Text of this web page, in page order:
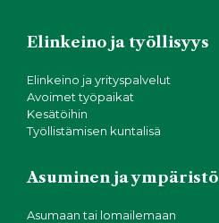
Elinkeino ja työllisyys
Elinkeino ja yrityspalvelut
Avoimet työpaikat
Kesätöihin
Työllistämisen kuntalisä
Asuminen ja ympäristö
Asumaan tai lomailemaan